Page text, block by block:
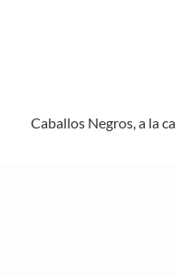
Caballos Negros, a la